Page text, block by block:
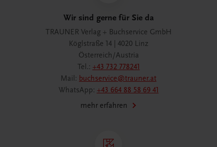
Wir sind gerne für Sie da
TRAUNER Verlag + Buchservice GmbH
Köglstraße 14 | 4020 Linz
Österreich/Austria
Tel.: +43 732 778241
Mail: buchservice@trauner.at
WhatsApp: +43 664 88 58 69 41
mehr erfahren